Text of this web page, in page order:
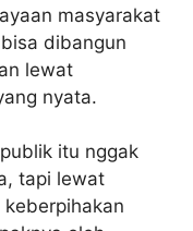
masyarakat
dibangun
lewat
nyata.
itu nggak
tapi lewat